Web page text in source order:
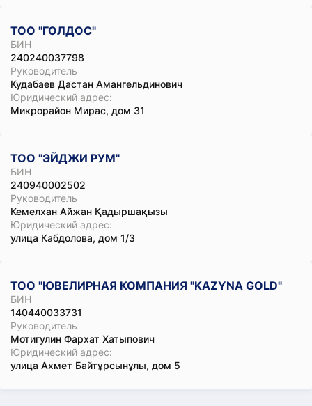
ТОО "ГОЛДОС"
БИН
240240037798
Руководитель
Кудабаев Дастан Амангельдинович
Юридический адрес:
Микрорайон Мирас, дом 31
ТОО "ЭЙДЖИ РУМ"
БИН
240940002502
Руководитель
Кемелхан Айжан Қадыршақызы
Юридический адрес:
улица Кабдолова, дом 1/3
ТОО "ЮВЕЛИРНАЯ КОМПАНИЯ "KAZYNA GOLD"
БИН
140440033731
Руководитель
Мотигулин Фархат Хатыпович
Юридический адрес:
улица Ахмет Байтұрсынұлы, дом 5